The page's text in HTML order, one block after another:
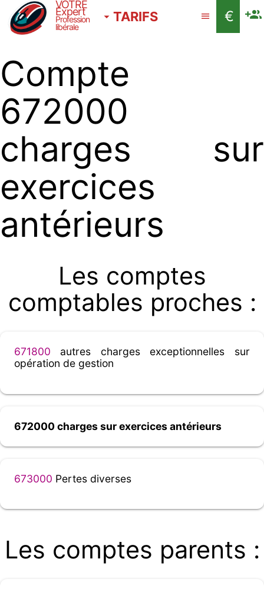
VOTRE
Expert
Profession
libérale
TARIFS €
Compte
672000
charges sur
exercices
antérieurs
Les comptes
comptables proches :
671800 autres charges exceptionnelles sur
opération de gestion
672000 charges sur exercices antérieurs
673000 Pertes diverses
Les comptes parents :